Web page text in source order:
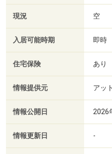
現況 空
入居可能時期 即時
住宅保険 あり
情報提供元 アッ
情報公開日 2026
情報更新日 -